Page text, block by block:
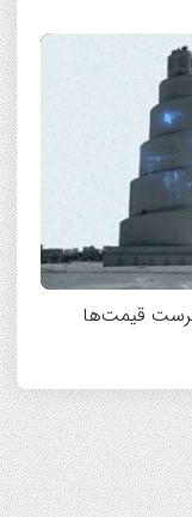
قیمت‌ها